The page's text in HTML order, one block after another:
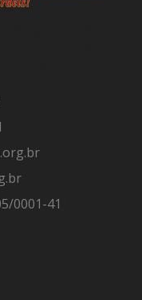
0001-41